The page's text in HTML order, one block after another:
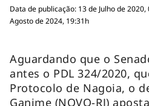
Data de publicação: 13 de Julho de
Agosto de 2024, 19:31h
Aguardando que o
antes o PDL 324/2020,
Protocolo de Nagoia, o
Ganime (NOVO-RJ)